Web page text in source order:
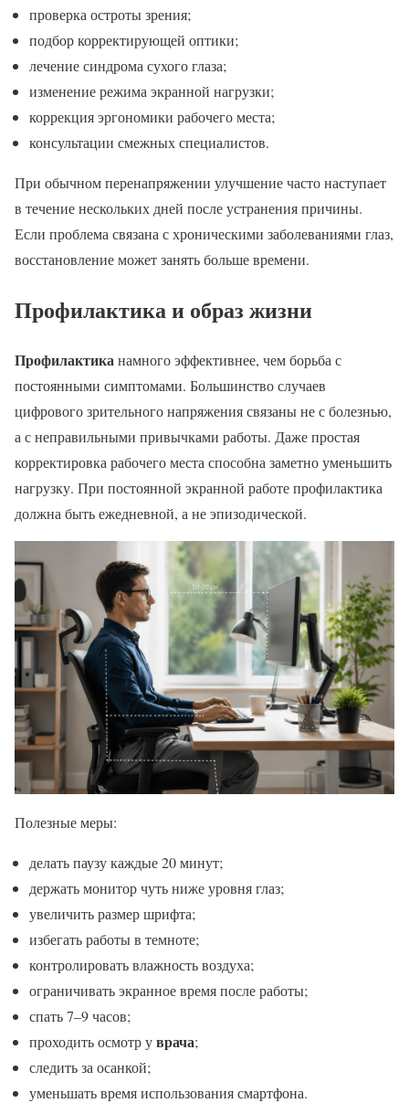
проверка остроты зрения;
подбор корректирующей оптики;
лечение синдрома сухого глаза;
изменение режима экранной нагрузки;
коррекция эргономики рабочего места;
консультации смежных специалистов.
При обычном перенапряжении улучшение часто наступает
в течение нескольких дней после устранения причины.
Если проблема связана с хроническими заболеваниями глаз,
восстановление может занять больше времени.
Профилактика и образ жизни
Профилактиканамного эффективнее, чем борьба с
постоянными симптомами. Большинство случаев
цифрового зрительного напряжения связаны не с болезнью,
а с неправильными привычками работы. Даже простая
корректировка рабочего места способна заметно уменьшить
нагрузку. При постоянной экранной работе профилактика
должна быть ежедневной, а не эпизодической.
Полезные меры:
делать паузу каждые 20 минут;
держать монитор чуть ниже уровня глаз;
увеличить размер шрифта;
избегать работы в темноте;
контролировать влажность воздуха;
ограничивать экранное время после работы;
спать 7–9 часов;
проходить осмотр уврача;
следить за осанкой;
уменьшать время использования смартфона.